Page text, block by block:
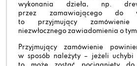
wykonania dzieła, np.
przez zamawiającego do
to przyjmujący
niezwłocznego zawiadomienia o
Przyjmujący zamówienie
w sposób należyty – jeżeli uchybi